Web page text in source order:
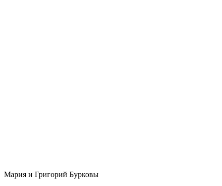
Мария и Григорий Бурковы